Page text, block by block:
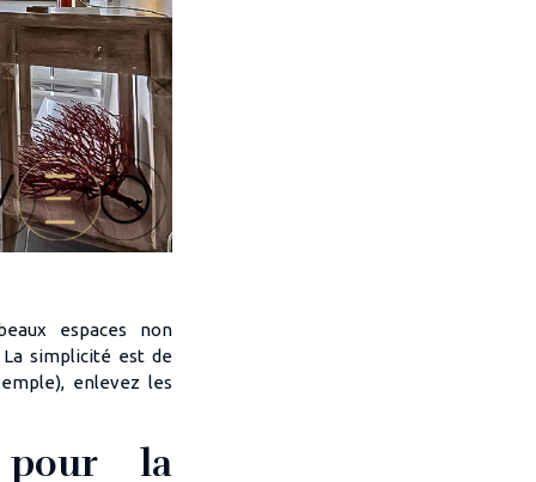
espaces non
simplicité est de
enlevez les
pour la